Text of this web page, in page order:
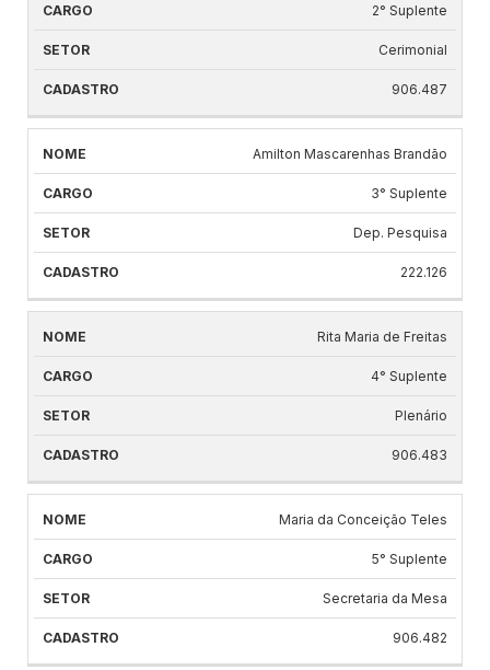
2° Suplente
Cerimonial
906.487
Amilton Mascarenhas Brandão
3° Suplente
Dep. Pesquisa
222.126
Rita Maria de Freitas
4° Suplente
Plenário
906.483
Maria da Conceição Teles
5° Suplente
Secretaria da Mesa
906.482